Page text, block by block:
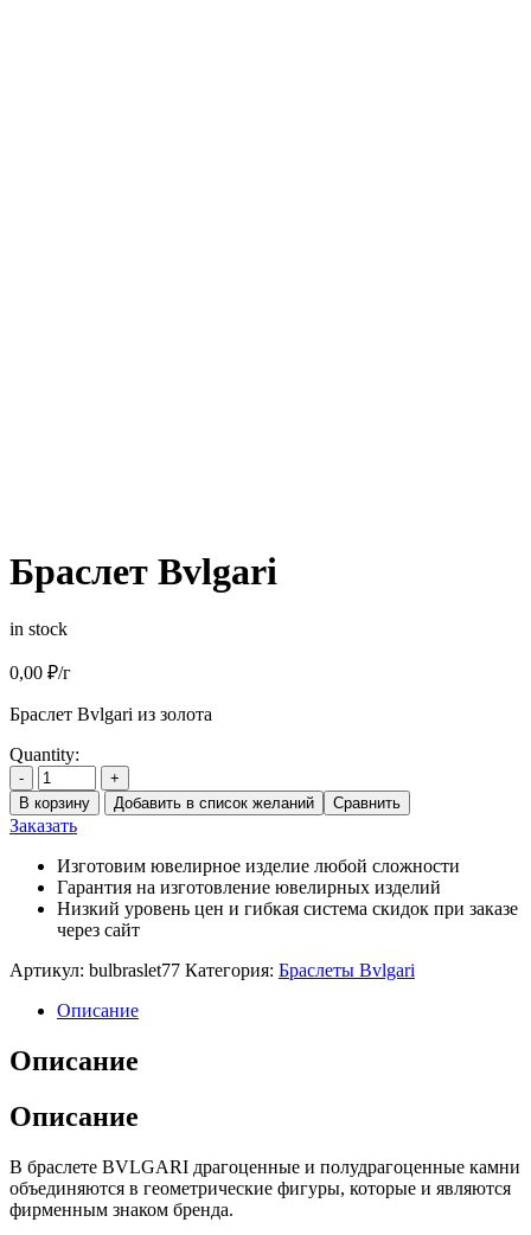
Браслет Bvlgari
in stock
0,00 ₽/г
Браслет Bvlgari из золота
Quantity:
-
+
В корзину
Добавить в список желаний Сравнить
Заказать
Изготовим ювелирное изделие любой сложности
Гарантия на изготовление ювелирных изделий
Низкий уровень цен и гибкая система скидок при заказе
через сайт
Артикул: bulbraslet77 Категория: Браслеты Bvlgari
Описание
Описание
Описание
В браслете BVLGARI драгоценные и полудрагоценные камни
объединяются в геометрические фигуры, которые и являются
фирменным знаком бренда.